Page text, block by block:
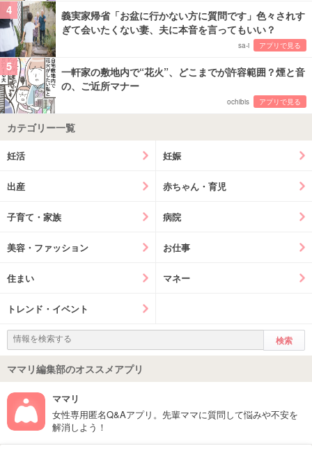
4
義実家帰省「お盆に行かない方に質問です」色々されす
ぎて会いたくない妻、夫に本音を言ってもいい？
sa-i アプリで見る
5
一軒家の敷地内で“花火”、どこまでが許容範囲？煙と音
の、ご近所マナー
ochibis アプリで見る
カテゴリー一覧
妊活 妊娠
出産 赤ちゃん・育児
子育て・家族 病院
美容・ファッション お仕事
住まい マネー
トレンド・イベント
ママリ編集部のオススメアプリ
ママリ
女性専用匿名Q&Aアプリ。先輩ママに質問して悩みや不安を
解消しよう！